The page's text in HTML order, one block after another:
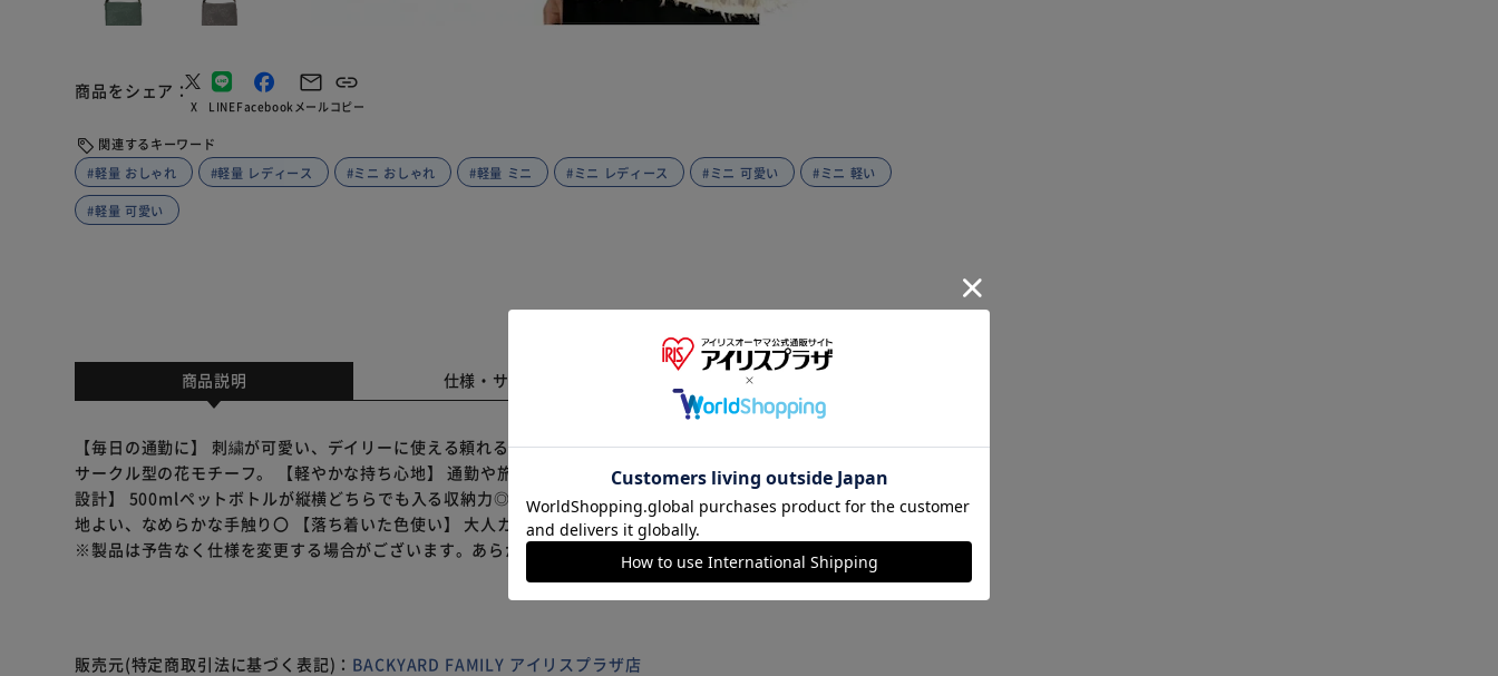
商品をシェア
X LINEFacebookメールコピー
関連するキーワード
#軽量 おしゃれ
#軽量 レディース #ミニ おしゃれ #軽量 ミニ #ミニ レディース #ミニ 可愛い #ミニ 軽い
#軽量 可愛い
商品説明 仕様・サイズ 商品レビュー
【毎日の通勤に】 刺繍が可愛い、デイリーに使える頼れる相棒。 【華やぐお花の刺繍】 優しい印象を添える、
サークル型の花モチーフ。 【軽やかな持ち心地】 通勤や旅行も負担なく楽しめる軽量仕様♪ 【たっぷり多収納
設計】 500mlペットボトルが縦横どちらでも入る収納力◎ 【しっとり柔らかな質感】 ピーチスキン風生地が心
地よい、なめらかな手触り〇 【落ち着いた色使い】 大人カジュアルに馴染む、こなれた雰囲気の配色!
※製品は予告なく仕様を変更する場合がございます。あらかじめご了承ください。
販売元(特定商取引法に基づく表記)： BACKYARD FAMILY アイリスプラザ店
※ご確認ください